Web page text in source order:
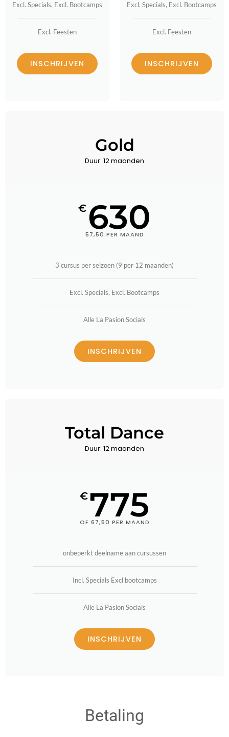
Excl. Specials, Excl. Bootcamps
Excl. Feesten
INSCHRIJVEN
Excl. Specials, Excl. Bootcamps
Excl. Feesten
INSCHRIJVEN
Gold
Duur: 12 maanden
€ 630
57,50 PER MAAND
3 cursus per seizoen (9 per 12 maanden)
Excl. Specials, Excl. Bootcamps
Alle La Pasion Socials
INSCHRIJVEN
Total Dance
Duur: 12 maanden
€775
OF 67,50 PER MAAND
onbeperkt deelname aan cursussen
Incl. Specials Excl bootcamps
Alle La Pasion Socials
INSCHRIJVEN
Betaling